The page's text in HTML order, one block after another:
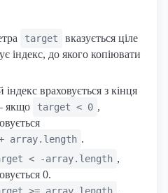
target
вказується ціле
індекс, до якого копіювати
враховується з кінця
якщо
target < 0 ,
array.length .
< -array.length ,
0.
>= array.length ,